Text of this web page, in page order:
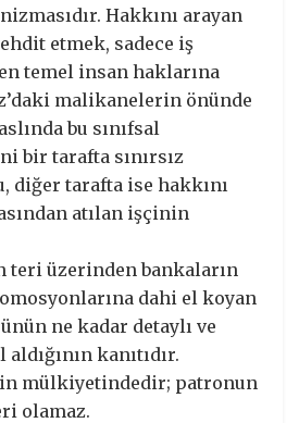
Hakkını arayan
etmek, sadece iş
temel insan haklarına
malikanelerin önünde
bu sınıfsal
bir tarafta sınırsız
diğer tarafta ise hakkını
atılan işçinin
teri üzerinden bankaların
dahi el koyan
ne kadar detaylı ve
kanıtıdır.
mülkiyetindedir; patronun
olamaz.